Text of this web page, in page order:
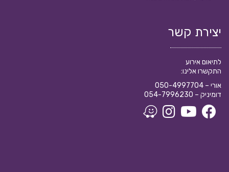
יצירת קשר
לתיאום אירוע
התקשרו אלינו:
אורי – 050-4997704
דומיניק – 054-7996230